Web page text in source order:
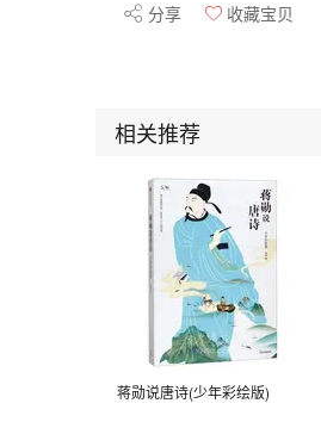
分享 收藏宝贝
相关推荐
蒋勋说唐诗(少年彩绘版)